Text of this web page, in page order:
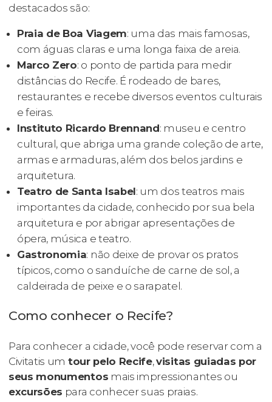
destacados são:
Praia de Boa Viagem: uma das mais famosas,
com águas claras e uma longa faixa de areia.
Marco Zero: o ponto de partida para medir
distâncias do Recife. É rodeado de bares,
restaurantes e recebe diversos eventos culturais
e feiras.
Instituto Ricardo Brennand: museu e centro
cultural, que abriga uma grande coleção de arte,
armas e armaduras, além dos belos jardins e
arquitetura.
Teatro de Santa Isabel: um dos teatros mais
importantes da cidade, conhecido por sua bela
arquitetura e por abrigar apresentações de
ópera, música e teatro.
Gastronomia: não deixe de provar os pratos
típicos, como o sanduíche de carne de sol, a
caldeirada de peixe e o sarapatel.
Como conhecer o Recife?
Para conhecer a cidade, você pode reservar com a
Civitatis um tour pelo Recife,visitas guiadas por
seus monumentos mais impressionantes ou
excursões para conhecer suas praias.